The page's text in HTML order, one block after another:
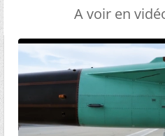
A voir en